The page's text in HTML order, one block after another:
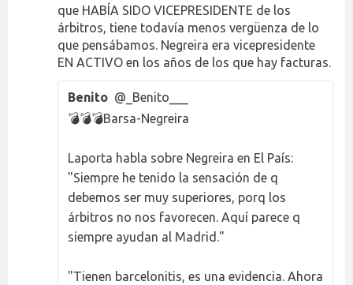
que HABÍA SIDO VICEPRESIDENTE de los
árbitros, tiene todavía menos vergüenza de lo
que pensábamos. Negreira era vicepresidente
EN ACTIVO en los años de los que hay facturas.
Benito @_Benito___
💣💣💣Barsa-Negreira
Laporta habla sobre Negreira en El País:
"Siempre he tenido la sensación de q
debemos ser muy superiores, porq los
árbitros no nos favorecen. Aquí parece q
siempre ayudan al Madrid."
"Tienen barcelonitis, es una evidencia. Ahora